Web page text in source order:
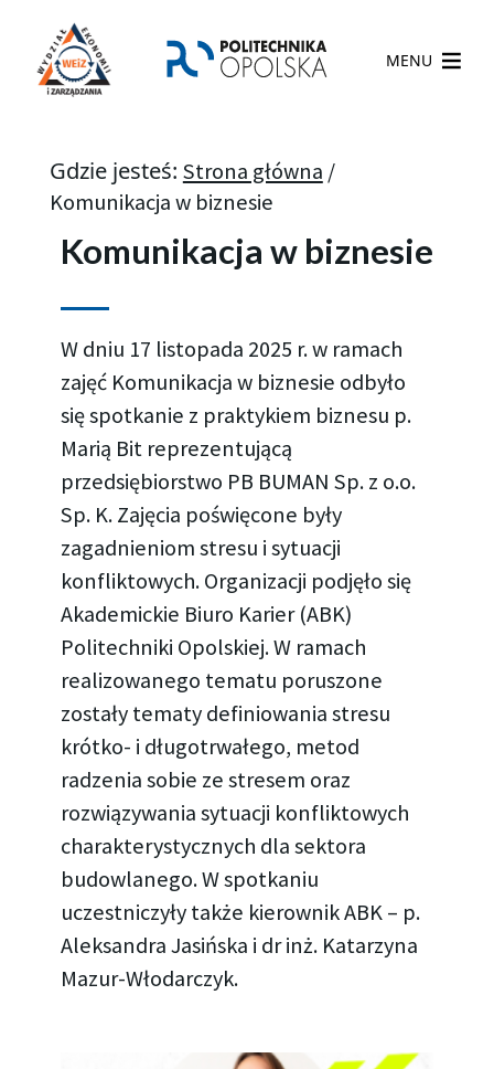
MENU
Gdzie jesteś: Strona główna /
Komunikacja w biznesie
Komunikacja w biznesie
W dniu 17 listopada 2025 r. w ramach
zajęć Komunikacja w biznesie odbyło
się spotkanie z praktykiem biznesu p.
Marią Bit reprezentującą
przedsiębiorstwo PB BUMAN Sp. z o.o.
Sp. K. Zajęcia poświęcone były
zagadnieniom stresu i sytuacji
konfliktowych. Organizacji podjęło się
Akademickie Biuro Karier (ABK)
Politechniki Opolskiej. W ramach
realizowanego tematu poruszone
zostały tematy definiowania stresu
krótko- i długotrwałego, metod
radzenia sobie ze stresem oraz
rozwiązywania sytuacji konfliktowych
charakterystycznych dla sektora
budowlanego. W spotkaniu
uczestniczyły także kierownik ABK – p.
Aleksandra Jasińska i dr inż. Katarzyna
Mazur-Włodarczyk.